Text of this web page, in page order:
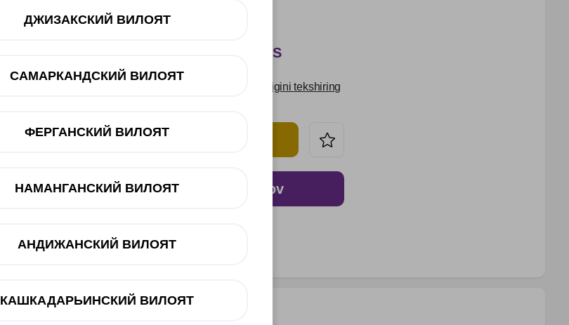
Muddatli to‘lov
dan 265 000 UZS
Mavjudligini tekshiring
Muddatli to‘lov
@ucellshop
ДЖИЗАКСКИЙ ВИЛОЯТ
САМАРКАНДСКИЙ ВИЛОЯТ
ФЕРГАНСКИЙ ВИЛОЯТ
НАМАНГАНСКИЙ ВИЛОЯТ
АНДИЖАНСКИЙ ВИЛОЯТ
КАШКАДАРЬИНСКИЙ ВИЛОЯТ